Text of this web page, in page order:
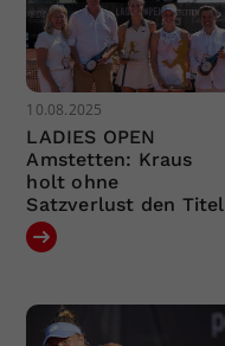
10.08.2025
LADIES OPEN
Amstetten: Kraus
holt ohne
Satzverlust den Titel